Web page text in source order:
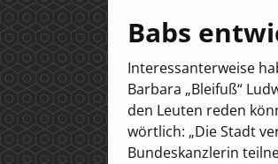
Babs
Interessanterweise
Barbara „Bleifuß“
den Leuten reden
wörtlich: „Die Stadt
Bundeskanzlerin